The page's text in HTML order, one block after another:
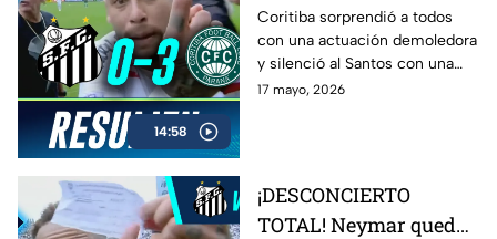
14:58
histórica en plena
Jornada 16 del
Brasileirao
Coritiba sorprendió a todos
con una actuación demoledora
y silenció al Santos con una
goleada contundente. Golazos,
17 mayo, 2026
¡DESCONCIERTO
TOTAL! Neymar queda